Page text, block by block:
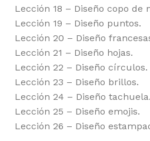
Lección 18 – Diseño copo de
Lección 19 – Diseño puntos.
Lección 20 – Diseño
Lección 21 – Diseño hojas.
Lección 22 – Diseño círculos.
Lección 23 – Diseño brillos.
Lección 24 – Diseño tachuela.
Lección 25 – Diseño emojis.
Lección 26 – Diseño